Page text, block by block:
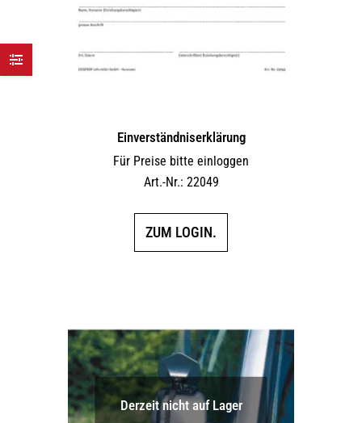
Einverständniserklärung
Für Preise bitte einloggen
Art.-Nr.: 22049
ZUM LOGIN.
Derzeit nicht auf Lager